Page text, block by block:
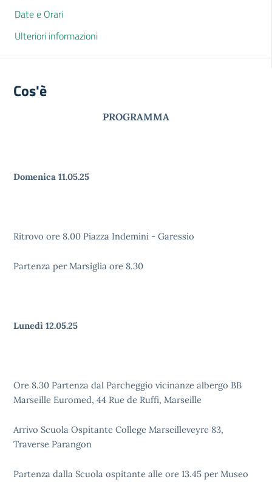
Date e Orari
Ulteriori informazioni
Cos'è
PROGRAMMA
Domenica 11.05.25
Ritrovo ore 8.00 Piazza Indemini - Garessio
Partenza per Marsiglia ore 8.30
Lunedì 12.05.25
Ore 8.30 Partenza dal Parcheggio vicinanze albergo BB
Marseille Euromed, 44 Rue de Ruffi, Marseille
Arrivo Scuola Ospitante College Marseilleveyre 83,
Traverse Parangon
Partenza dalla Scuola ospitante alle ore 13.45 per Museo